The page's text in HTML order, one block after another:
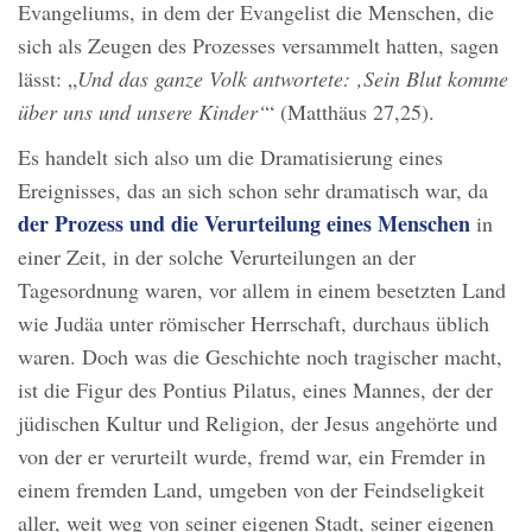
Evangeliums, in dem der Evangelist die Menschen, die
sich als Zeugen des Prozesses versammelt hatten, sagen
lässt: „Und das ganze Volk antwortete: ‚Sein Blut komme
über uns und unsere Kinder‘“ (Matthäus 27,25).
Es handelt sich also um die Dramatisierung eines
Ereignisses, das an sich schon sehr dramatisch war, da
der Prozess und die Verurteilung eines Menschen in
einer Zeit, in der solche Verurteilungen an der
Tagesordnung waren, vor allem in einem besetzten Land
wie Judäa unter römischer Herrschaft, durchaus üblich
waren. Doch was die Geschichte noch tragischer macht,
ist die Figur des Pontius Pilatus, eines Mannes, der der
jüdischen Kultur und Religion, der Jesus angehörte und
von der er verurteilt wurde, fremd war, ein Fremder in
einem fremden Land, umgeben von der Feindseligkeit
aller, weit weg von seiner eigenen Stadt, seiner eigenen